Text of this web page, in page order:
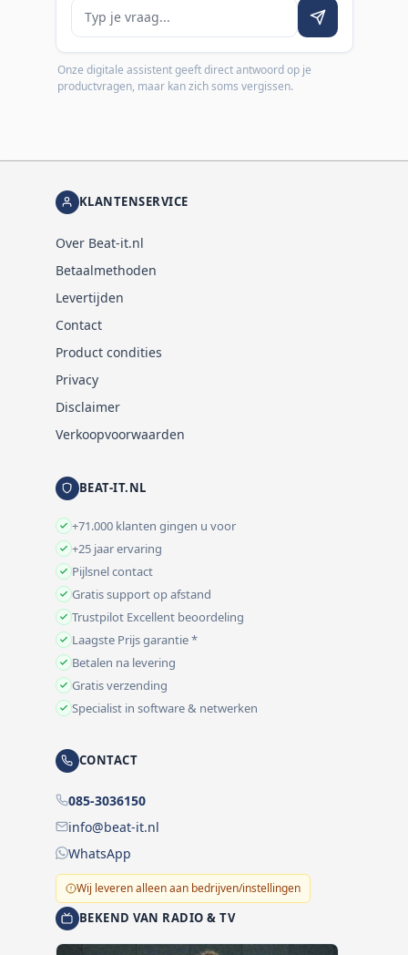
Je vraag
Onze digitale assistent geeft direct antwoord op je
productvragen, maar kan zich soms vergissen.
KLANTENSERVICE
Over Beat-it.nl
Betaalmethoden
Levertijden
Contact
Product condities
Privacy
Disclaimer
Verkoopvoorwaarden
BEAT-IT.NL
+71.000 klanten gingen u voor
+25 jaar ervaring
Pijlsnel contact
Gratis support op afstand
Trustpilot Excellent beoordeling
Laagste Prijs garantie *
Betalen na levering
Gratis verzending
Specialist in software & netwerken
CONTACT
085-3036150
info@beat-it.nl
WhatsApp
Wij leveren alleen aan bedrijven/instellingen
BEKEND VAN RADIO & TV